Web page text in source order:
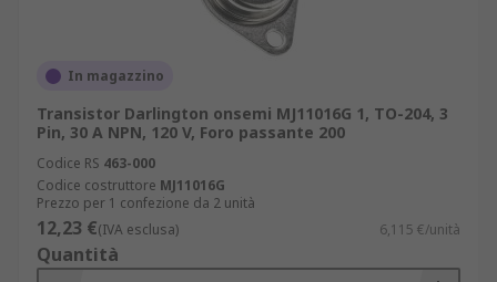
In magazzino
Transistor Darlington onsemi MJ11016G 1, TO-204, 3
Pin, 30 A NPN, 120 V, Foro passante 200
Codice RS 463-000
Codice costruttore MJ11016G
Prezzo per 1 confezione da 2 unità
12,23 €(IVA esclusa) 6,115 €/unità
Quantità